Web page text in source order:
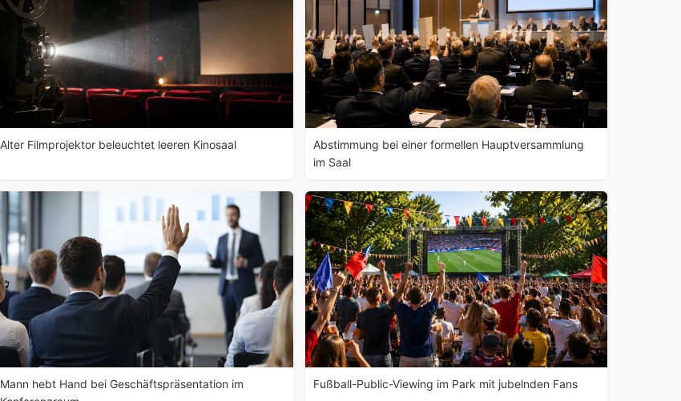
Alter Filmprojektor beleuchtet leeren Kinosaal
Abstimmung bei einer formellen Hauptversammlung
im Saal
Mann hebt Hand bei Geschäftspräsentation im
Fußball-Public-Viewing im Park mit jubelnden Fans